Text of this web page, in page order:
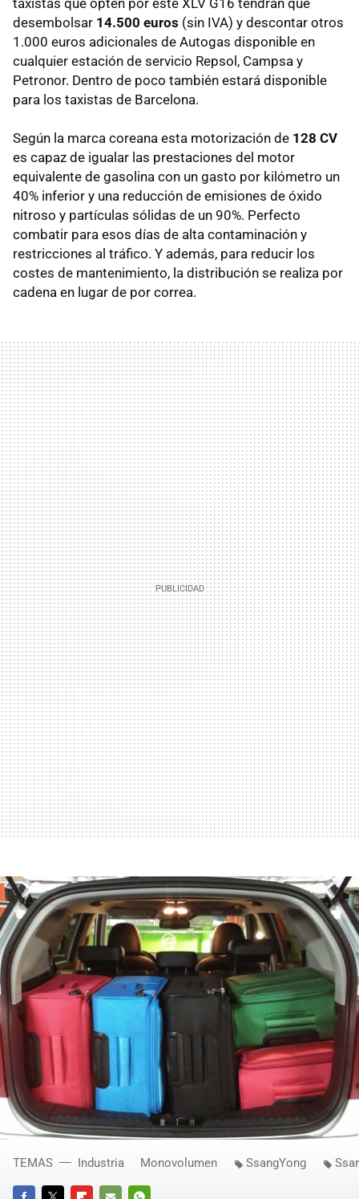
desembolsar 14.500 euros (sin IVA) y descontar otros
1.000 euros adicionales de Autogas disponible en
cualquier estación de servicio Repsol, Campsa y
Petronor. Dentro de poco también estará disponible
para los taxistas de Barcelona.
Según la marca coreana esta motorización de 128 CV
es capaz de igualar las prestaciones del motor
equivalente de gasolina con un gasto por kilómetro un
40% inferior y una reducción de emisiones de óxido
nitroso y partículas sólidas de un 90%. Perfecto
combatir para esos días de alta contaminación y
restricciones al tráfico. Y además, para reducir los
costes de mantenimiento, la distribución se realiza por
cadena en lugar de por correa.
TEMAS Industria Monovolumen SsangYong